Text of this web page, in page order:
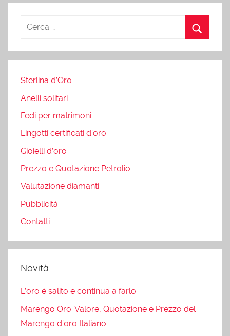
Sterlina d’Oro
Anelli solitari
Fedi per matrimoni
Lingotti certificati d’oro
Gioielli d’oro
Prezzo e Quotazione Petrolio
Valutazione diamanti
Pubblicità
Contatti
Novità
L’oro è salito e continua a farlo
Marengo Oro: Valore, Quotazione e Prezzo del
Marengo d’oro Italiano